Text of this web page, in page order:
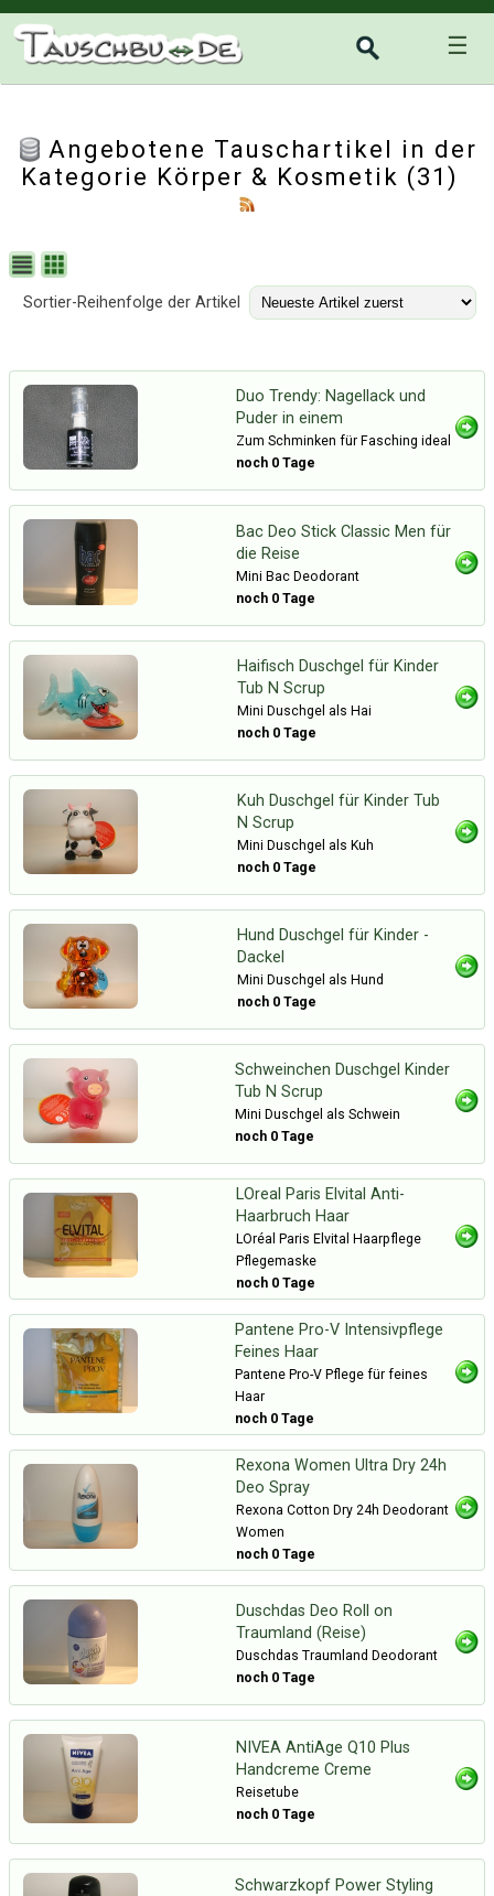
☰
Angebotene Tauschartikel in der
Kategorie Körper & Kosmetik (31)
Sortier-Reihenfolge der Artikel
Duo Trendy: Nagellack und
Puder in einem
Zum Schminken für Fasching ideal
noch 0 Tage
Bac Deo Stick Classic Men für
die Reise
Mini Bac Deodorant
noch 0 Tage
Haifisch Duschgel für Kinder
Tub N Scrup
Mini Duschgel als Hai
noch 0 Tage
Kuh Duschgel für Kinder Tub
N Scrup
Mini Duschgel als Kuh
noch 0 Tage
Hund Duschgel für Kinder -
Dackel
Mini Duschgel als Hund
noch 0 Tage
Schweinchen Duschgel Kinder
Tub N Scrup
Mini Duschgel als Schwein
noch 0 Tage
LOreal Paris Elvital Anti-
Haarbruch Haar
LOréal Paris Elvital Haarpflege
Pflegemaske
noch 0 Tage
Pantene Pro-V Intensivpflege
Feines Haar
Pantene Pro-V Pflege für feines
Haar
noch 0 Tage
Rexona Women Ultra Dry 24h
Deo Spray
Rexona Cotton Dry 24h Deodorant
Women
noch 0 Tage
Duschdas Deo Roll on
Traumland (Reise)
Duschdas Traumland Deodorant
noch 0 Tage
NIVEA AntiAge Q10 Plus
Handcreme Creme
Reisetube
noch 0 Tage
Schwarzkopf Power Styling